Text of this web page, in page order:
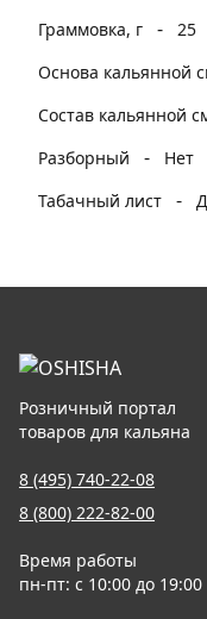
Граммовка, г
- 25
Основа кальянной
Состав кальянной
Разборный
-
Нет
Табачный лист
-
Розничный портал
товаров для кальяна
8 (495) 740-22-08
8 (800) 222-82-00
Время работы
пн-пт: с 10:00 до 19:00